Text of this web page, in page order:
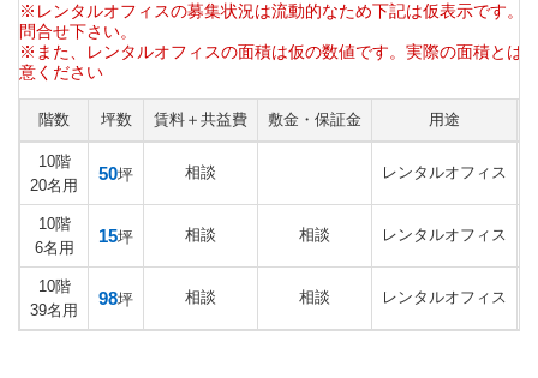
※レンタルオフィスの募集状況は流動的なため下記は仮表示です。
問合せ下さい。
※また、レンタルオフィスの面積は仮の数値です。実際の面積とは
意ください
階数 坪数 賃料＋共益費 敷金・保証金 用途
10階
20名用
50坪 相談 レンタルオフィス
10階
6名用
15坪 相談 相談 レンタルオフィス
10階
39名用
98坪 相談 相談 レンタルオフィス